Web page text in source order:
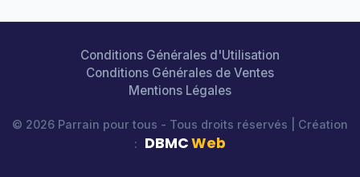
Conditions Générales d'Utilisation
Conditions Générales de Ventes
Mentions Légales
© 2026 Parrain pour tous - Tous droits réservés | Création
:
DBMCWeb